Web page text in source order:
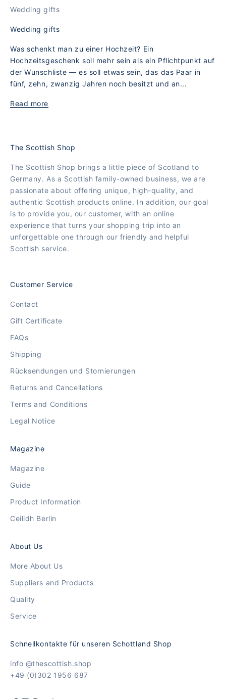
Wedding gifts
Wedding gifts
Was schenkt man zu einer Hochzeit? Ein
Hochzeitsgeschenk soll mehr sein als ein Pflichtpunkt auf
der Wunschliste — es soll etwas sein, das das Paar in
fünf, zehn, zwanzig Jahren noch besitzt und an...
Read more
The Scottish Shop
The Scottish Shop brings a little piece of Scotland to
Germany. As a Scottish family-owned business, we are
passionate about offering unique, high-quality, and
authentic Scottish products online. In addition, our goal
is to provide you, our customer, with an online
experience that turns your shopping trip into an
unforgettable one through our friendly and helpful
Scottish service.
Customer Service
Contact
Gift Certificate
FAQs
Shipping
Rücksendungen und Stornierungen
Returns and Cancellations
Terms and Conditions
Legal Notice
Magazine
Magazine
Guide
Product Information
Ceilidh Berlin
About Us
More About Us
Suppliers and Products
Quality
Service
Schnellkontakte für unseren Schottland Shop
info @thescottish.shop
+49 (0)302 1956 687